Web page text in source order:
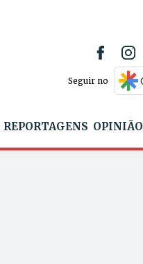
Seguir no
REPORTAGENS OPINIÃO